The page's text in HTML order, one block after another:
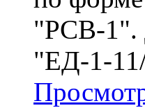
"РСВ-1".
"ЕД-1-